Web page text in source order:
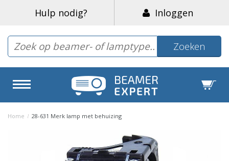
Hulp nodig? Inloggen
Zoeken
Home / 28-631 Merk lamp met behuizing